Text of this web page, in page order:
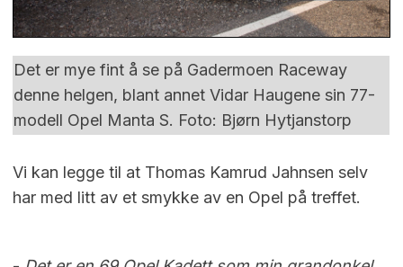
Det er mye fint å se på Gadermoen Raceway
denne helgen, blant annet Vidar Haugene sin 77-
modell Opel Manta S. Foto: Bjørn Hytjanstorp
Vi kan legge til at Thomas Kamrud Jahnsen selv
har med litt av et smykke av en Opel på treffet.